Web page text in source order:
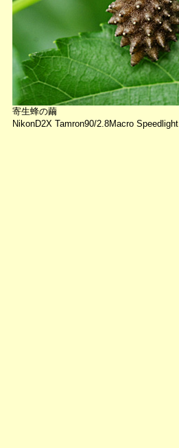
寄生蜂の繭
NikonD2X Tamron90/2.8Macro Speedlight